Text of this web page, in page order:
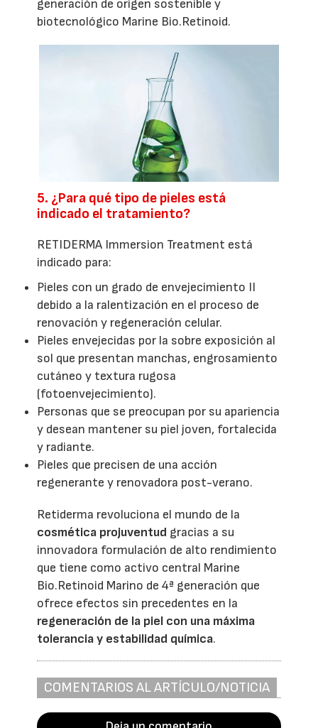
generación de origen sostenible y
biotecnológico Marine Bio.Retinoid.
5. ¿Para qué tipo de pieles está
indicado el tratamiento?
RETIDERMA Immersion Treatment está
indicado para:
Pieles con un grado de envejecimiento II
debido a la ralentización en el proceso de
renovación y regeneración celular.
Pieles envejecidas por la sobre exposición al
sol que presentan manchas, engrosamiento
cutáneo y textura rugosa
(fotoenvejecimiento).
Personas que se preocupan por su apariencia
y desean mantener su piel joven, fortalecida
y radiante.
Pieles que precisen de una acción
regenerante y renovadora post-verano.
Retiderma revoluciona el mundo de la
cosmética projuventud gracias a su
innovadora formulación de alto rendimiento
que tiene como activo central Marine
Bio.Retinoid Marino de 4ª generación que
ofrece efectos sin precedentes en la
regeneración de la piel con una máxima
tolerancia y estabilidad química.
COMENTARIOS AL ARTÍCULO/NOTICIA